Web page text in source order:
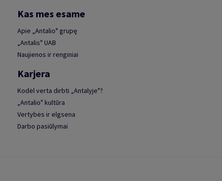
Kas mes esame
Apie „Antalio" grupę
„Antalis" UAB
Naujienos ir renginiai
Karjera
Kodėl verta dirbti „Antalyje"?
„Antalio" kultūra
Vertybės ir elgsena
Darbo pasiūlymai